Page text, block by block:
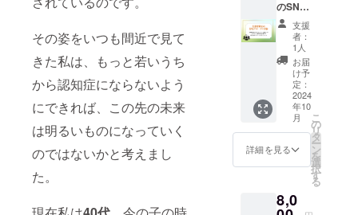
その姿をいつも間近で見て
きた私は、もっと若いうち
から認知症にならないよう
にできれば、この先の未来
は明るいものになっていく
のではないかと考えまし
た。
ンライ
ン
zoomに
て開催
(動作環
境：PC/
スマホ)
※参加方
法など
詳細は
メール
にてご
ます。
けしま
す。 日
時：
2025年
1月16日
20時〜
21時30
分 場
所：オ
ンライ
ン
zoomに
スマホ)
※参加方
のSNS
グルー
プに招
待】 支
援者限
定の
SNSグ
ループ
にご招
待しま
す。こ
こで
は、認
知症予
する情
報交換
支援
者：
1人
お届
け予
定：
2024
年10
月
詳細を見る
こ
の
リ
タ
ー
ン
を
選
択
す
る
8,0